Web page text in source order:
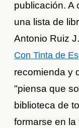
publicación. A
una lista de
Antonio Ruiz
Con Tinta de
recomienda y
"piensa que
biblioteca de
formarse en